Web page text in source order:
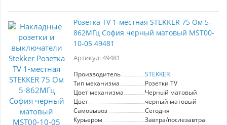
использования в жилых и офисных
Розетка TV 1-местная STEKKER 75 Ом 5-
862МГц София черный матовый MST00-
10-05 49481
Артикул: 49481
Производитель
STEKKER
Тип механизма
Розетки TV
Цвет механизма
Черный матовый
Цвет
черный матовый
Самовывоз
Сегодня
Курьером
Завтра/послезавтра